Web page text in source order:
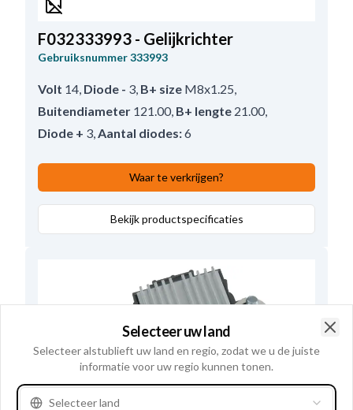
F032333993 - Gelijkrichter
Gebruiksnummer333993
Volt 14, Diode - 3, B+ size M8x1.25,
Buitendiameter 121.00, B+ lengte 21.00,
Diode + 3,Aantal diodes:6
Waar te verkrijgen?
Bekijk productspecificaties
Selecteer uw land
Selecteer alstublieft uw land en regio, zodat we u de juiste
informatie voor uw regio kunnen tonen.
Selecteer land